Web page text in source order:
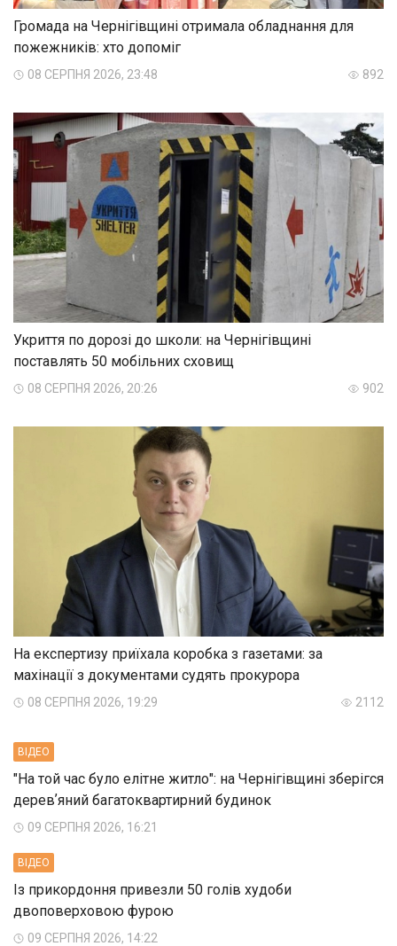
Громада на Чернігівщині отримала обладнання для
пожежників: хто допоміг
08 СЕРПНЯ 2026, 23:48 892
Укриття по дорозі до школи: на Чернігівщині
поставлять 50 мобільних сховищ
08 СЕРПНЯ 2026, 20:26 902
На експертизу приїхала коробка з газетами: за
махінації з документами судять прокурора
08 СЕРПНЯ 2026, 19:29 2112
ВIДЕО
"На той час було елітне житло": на Чернігівщині зберігся
деревʼяний багатоквартирний будинок
09 СЕРПНЯ 2026, 16:21
ВIДЕО
Із прикордоння привезли 50 голів худоби
двоповерховою фурою
09 СЕРПНЯ 2026, 14:22